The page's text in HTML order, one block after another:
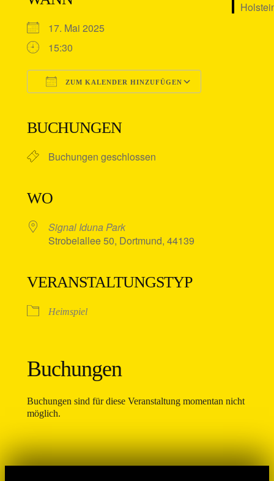
17. Mai 2025
15:30
ZUM KALENDER HINZUFÜGEN
BUCHUNGEN
Buchungen geschlossen
WO
Signal Iduna Park
Strobelallee 50, Dortmund, 44139
VERANSTALTUNGSTYP
Heimspiel
Buchungen
Buchungen sind für diese Veranstaltung momentan nicht
möglich.